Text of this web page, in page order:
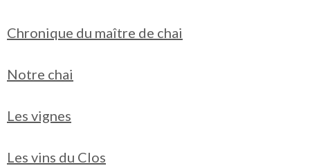
Chronique du maître de chai
Notre chai
Les vignes
Les vins du Clos